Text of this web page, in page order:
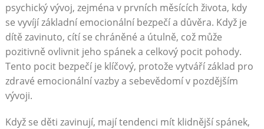
psychický vývoj, zejména v prvních měsících života, kdy
se vyvíjí základní emocionální bezpečí a důvěra. Když je
dítě zavinuto, cítí se chráněné a útulně, což může
pozitivně ovlivnit jeho spánek a celkový pocit pohody.
Tento pocit bezpečí je klíčový, protože vytváří základ pro
zdravé emocionální vazby a sebevědomí v pozdějším
vývoji.
Když se děti zavinují, mají tendenci mít klidnější spánek,